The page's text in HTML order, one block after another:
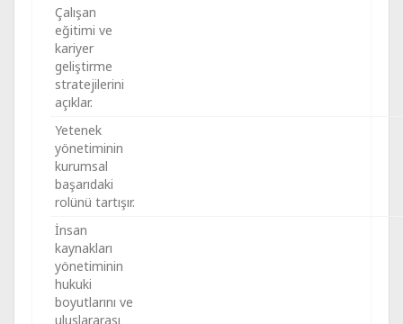
Çalışan
eğitimi ve
kariyer
geliştirme
stratejilerini
açıklar.
Yetenek
yönetiminin
kurumsal
başarıdaki
rolünü tartışır.
İnsan
kaynakları
yönetiminin
hukuki
boyutlarını ve
uluslararası